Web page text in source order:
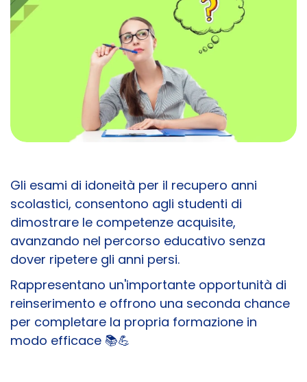
Gli esami di idoneità per il recupero anni
scolastici, consentono agli studenti di
dimostrare le competenze acquisite,
avanzando nel percorso educativo senza
dover ripetere gli anni persi.
Rappresentano un'importante opportunità di
reinserimento e offrono una seconda chance
per completare la propria formazione in
modo efficace 📚💪